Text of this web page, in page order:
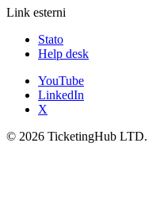
Link esterni
Stato
Help desk
YouTube
LinkedIn
X
© 2026 TicketingHub LTD.